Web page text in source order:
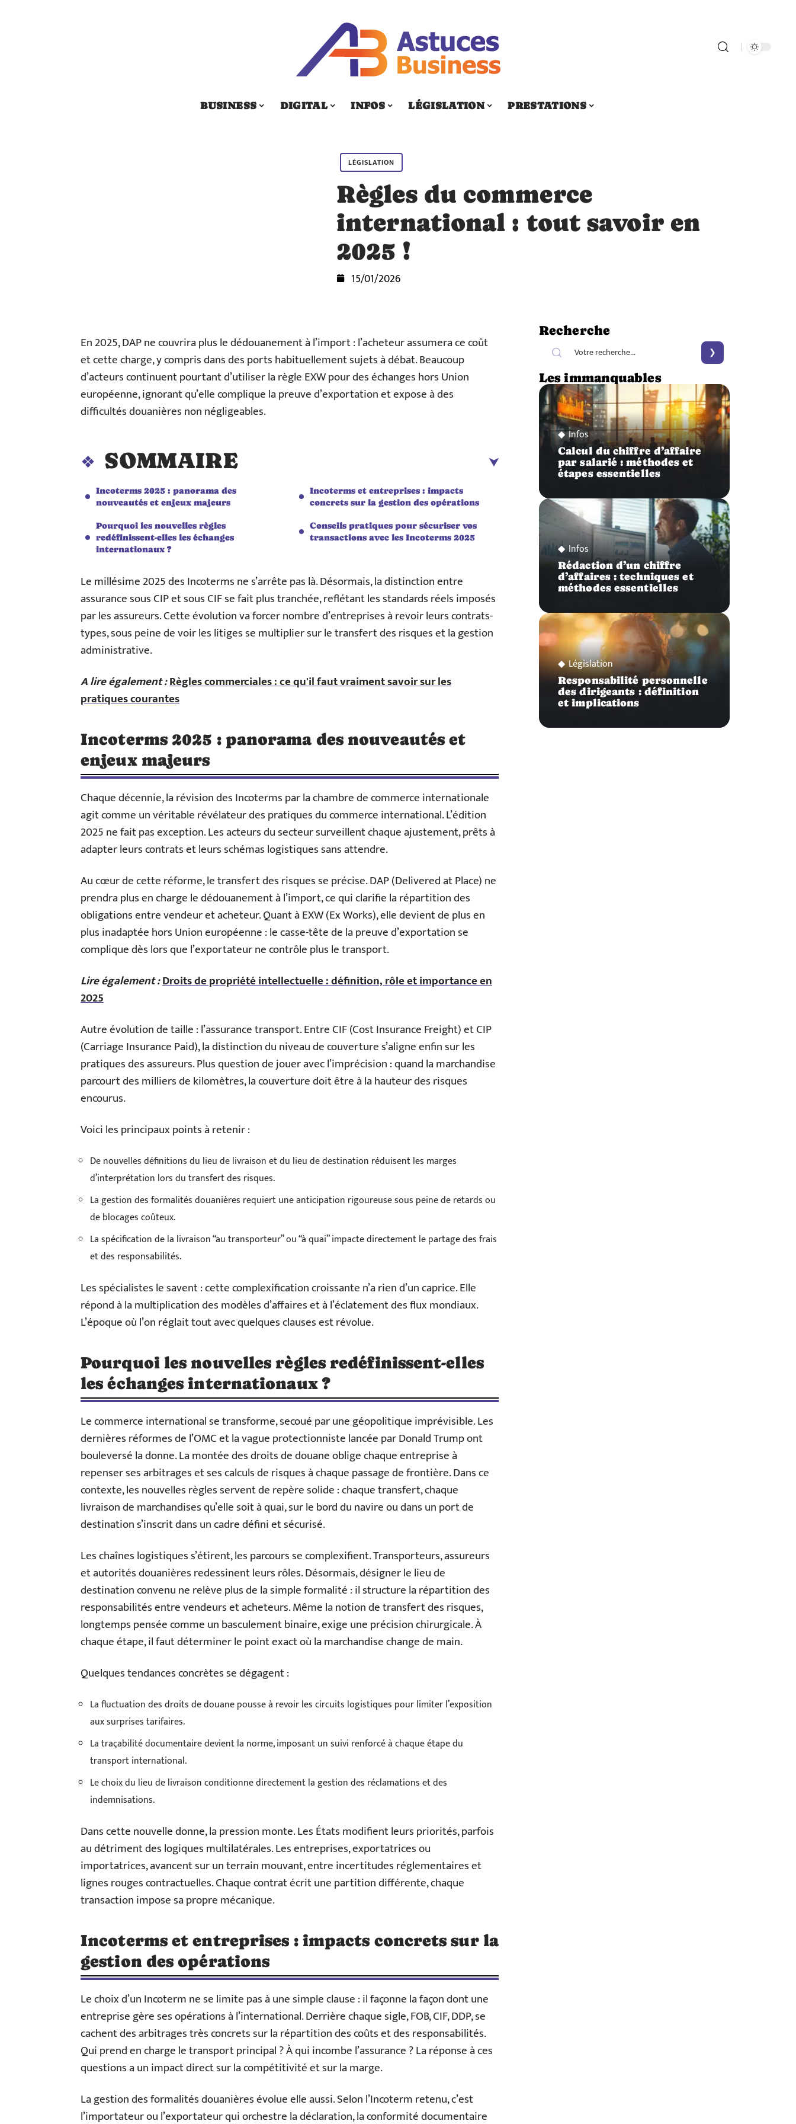
BUSINESS DIGITAL INFOS LÉGISLATION PRESTATIONS
LÉGISLATION
Règles du commerce
international : tout savoir en
2025 !
15/01/2026
En 2025, DAP ne couvrira plus le dédouanement à l’import : l’acheteur assumera ce coût
et cette charge, y compris dans des ports habituellement sujets à débat. Beaucoup
d’acteurs continuent pourtant d’utiliser la règle EXW pour des échanges hors Union
européenne, ignorant qu’elle complique la preuve d’exportation et expose à des
difficultés douanières non négligeables.
SOMMAIRE
Incoterms 2025 : panorama des
nouveautés et enjeux majeurs
Pourquoi les nouvelles règles
redéfinissent-elles les échanges
internationaux ?
Incoterms et entreprises : impacts
concrets sur la gestion des opérations
Conseils pratiques pour sécuriser vos
transactions avec les Incoterms 2025
Le millésime 2025 des Incoterms ne s’arrête pas là. Désormais, la distinction entre
assurance sous CIP et sous CIF se fait plus tranchée, reflétant les standards réels imposés
par les assureurs. Cette évolution va forcer nombre d’entreprises à revoir leurs contrats-
types, sous peine de voir les litiges se multiplier sur le transfert des risques et la gestion
administrative.
A lire également :Règles commerciales : ce qu'il faut vraiment savoir sur les
pratiques courantes
Incoterms 2025 : panorama des nouveautés et
enjeux majeurs
Chaque décennie, la révision des Incoterms par la chambre de commerce internationale
agit comme un véritable révélateur des pratiques du commerce international. L’édition
2025 ne fait pas exception. Les acteurs du secteur surveillent chaque ajustement, prêts à
adapter leurs contrats et leurs schémas logistiques sans attendre.
Au cœur de cette réforme, le transfert des risques se précise. DAP (Delivered at Place) ne
prendra plus en charge le dédouanement à l’import, ce qui clarifie la répartition des
obligations entre vendeur et acheteur. Quant à EXW (Ex Works), elle devient de plus en
plus inadaptée hors Union européenne : le casse-tête de la preuve d’exportation se
complique dès lors que l’exportateur ne contrôle plus le transport.
Lire également :Droits de propriété intellectuelle : définition, rôle et importance en
2025
Autre évolution de taille : l’assurance transport. Entre CIF (Cost Insurance Freight) et CIP
(Carriage Insurance Paid), la distinction du niveau de couverture s’aligne enfin sur les
pratiques des assureurs. Plus question de jouer avec l’imprécision : quand la marchandise
parcourt des milliers de kilomètres, la couverture doit être à la hauteur des risques
encourus.
Voici les principaux points à retenir :
De nouvelles définitions du lieu de livraison et du lieu de destination réduisent les marges
d’interprétation lors du transfert des risques.
La gestion des formalités douanières requiert une anticipation rigoureuse sous peine de retards ou
de blocages coûteux.
La spécification de la livraison “au transporteur” ou “à quai” impacte directement le partage des frais
et des responsabilités.
Les spécialistes le savent : cette complexification croissante n’a rien d’un caprice. Elle
répond à la multiplication des modèles d’affaires et à l’éclatement des flux mondiaux.
L’époque où l’on réglait tout avec quelques clauses est révolue.
Pourquoi les nouvelles règles redéfinissent-elles
les échanges internationaux ?
Le commerce international se transforme, secoué par une géopolitique imprévisible. Les
dernières réformes de l’OMC et la vague protectionniste lancée par Donald Trump ont
bouleversé la donne. La montée des droits de douane oblige chaque entreprise à
repenser ses arbitrages et ses calculs de risques à chaque passage de frontière. Dans ce
contexte, les nouvelles règles servent de repère solide : chaque transfert, chaque
livraison de marchandises qu’elle soit à quai, sur le bord du navire ou dans un port de
destination s’inscrit dans un cadre défini et sécurisé.
Les chaînes logistiques s’étirent, les parcours se complexifient. Transporteurs, assureurs
et autorités douanières redessinent leurs rôles. Désormais, désigner le lieu de
destination convenu ne relève plus de la simple formalité : il structure la répartition des
responsabilités entre vendeurs et acheteurs. Même la notion de transfert des risques,
longtemps pensée comme un basculement binaire, exige une précision chirurgicale. À
chaque étape, il faut déterminer le point exact où la marchandise change de main.
Quelques tendances concrètes se dégagent :
La fluctuation des droits de douane pousse à revoir les circuits logistiques pour limiter l’exposition
aux surprises tarifaires.
La traçabilité documentaire devient la norme, imposant un suivi renforcé à chaque étape du
transport international.
Le choix du lieu de livraison conditionne directement la gestion des réclamations et des
indemnisations.
Dans cette nouvelle donne, la pression monte. Les États modifient leurs priorités, parfois
au détriment des logiques multilatérales. Les entreprises, exportatrices ou
importatrices, avancent sur un terrain mouvant, entre incertitudes réglementaires et
lignes rouges contractuelles. Chaque contrat écrit une partition différente, chaque
transaction impose sa propre mécanique.
Incoterms et entreprises : impacts concrets sur la
gestion des opérations
Le choix d’un Incoterm ne se limite pas à une simple clause : il façonne la façon dont une
entreprise gère ses opérations à l’international. Derrière chaque sigle, FOB, CIF, DDP, se
cachent des arbitrages très concrets sur la répartition des coûts et des responsabilités.
Qui prend en charge le transport principal ? À qui incombe l’assurance ? La réponse à ces
questions a un impact direct sur la compétitivité et sur la marge.
La gestion des formalités douanières évolue elle aussi. Selon l’Incoterm retenu, c’est
l’importateur ou l’exportateur qui orchestre la déclaration, la conformité documentaire
Recherche
Les immanquables
Infos
Calcul du chiffre d’affaire
par salarié : méthodes et
étapes essentielles
Infos
Rédaction d’un chiffre
d’affaires : techniques et
méthodes essentielles
Législation
Responsabilité personnelle
des dirigeants : définition
et implications